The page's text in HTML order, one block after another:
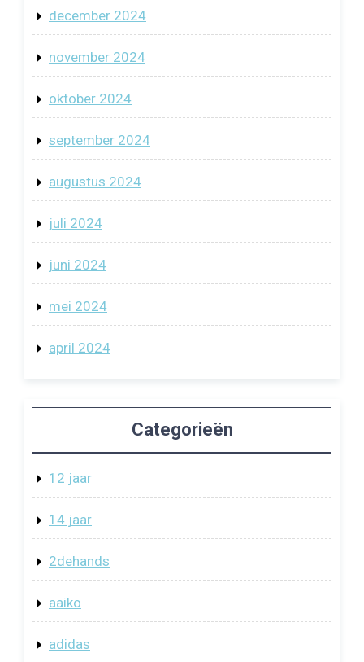
december 2024
november 2024
oktober 2024
september 2024
augustus 2024
juli 2024
juni 2024
mei 2024
april 2024
Categorieën
12 jaar
14 jaar
2dehands
aaiko
adidas